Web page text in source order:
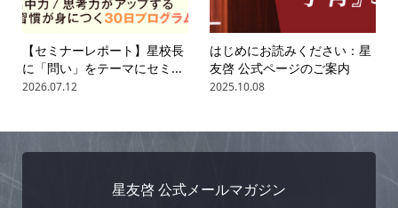
【セミナーレポート】星校長
に「問い」をテーマにセミ...
2026.07.12
はじめにお読みください：星
友啓 公式ページのご案内
2025.10.08
星友啓 公式メールマガジン